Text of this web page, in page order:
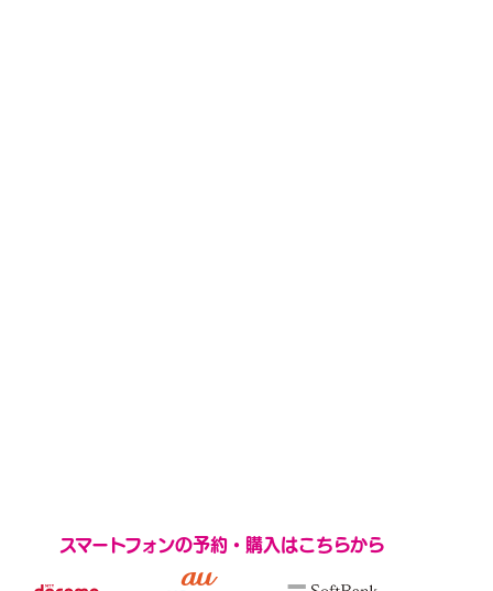
スマートフォンの予約・購入はこちらから